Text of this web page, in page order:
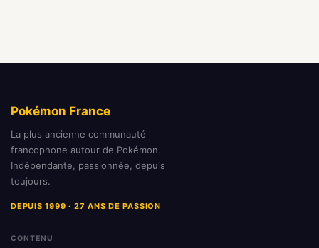
Pokémon France
La plus ancienne communauté
francophone autour de Pokémon.
Indépendante, passionnée, depuis
toujours.
DEPUIS 1999 · 27 ANS DE PASSION
CONTENU